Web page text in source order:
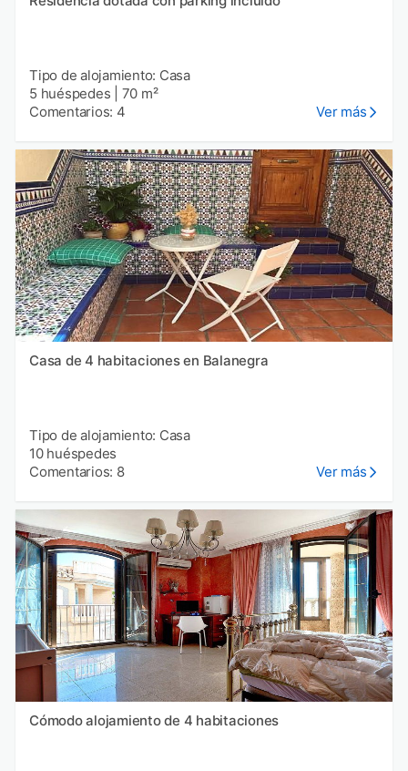
Tipo de alojamiento: Casa
5 huéspedes
70 m²
Comentarios: 4
Ver más
Casa de 4 habitaciones en Balanegra
Tipo de alojamiento: Casa
10 huéspedes
Comentarios: 8
Ver más
Cómodo alojamiento de 4 habitaciones